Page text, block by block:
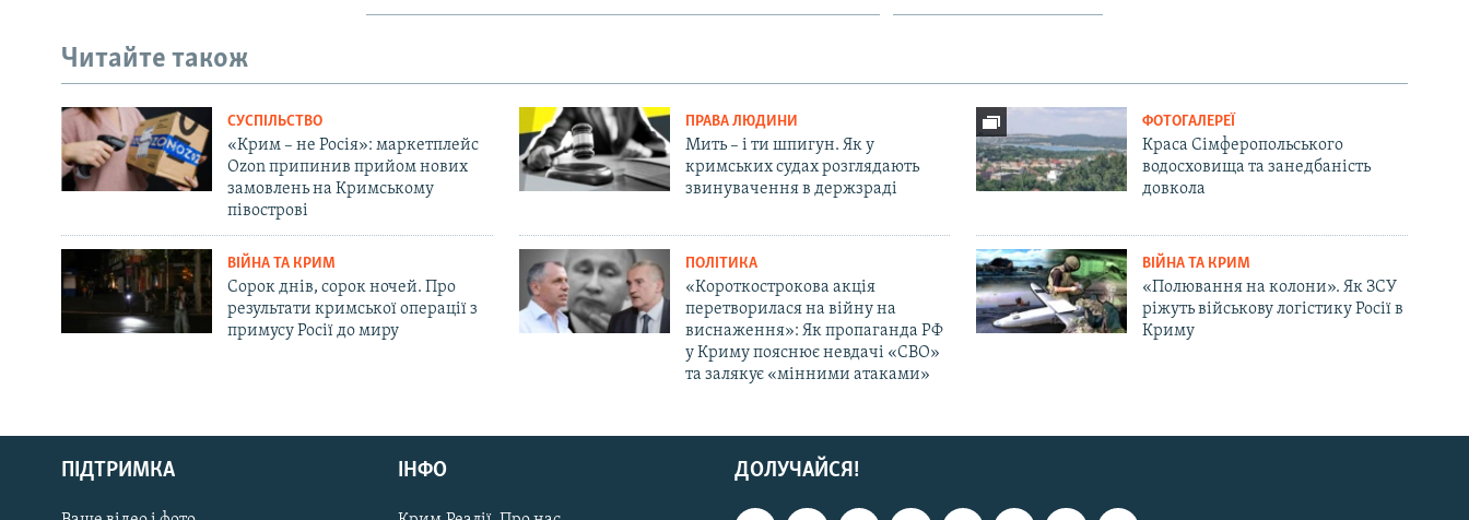
Русский
Qırımtatar
Читайте також
СУСПІЛЬСТВО
«Крим – не Росія»: маркетплейс
Ozon припинив прийом нових
замовлень на Кримському
півострові
ПРАВА ЛЮДИНИ
Мить – і ти шпигун. Як у
кримських судах розглядають
звинувачення в держзраді
ФОТОГАЛЕРЕЇ
Краса Сімферопольського
водосховища та занедбаність
довкола
ВІЙНА ТА КРИМ
Сорок днів, сорок ночей. Про
результати кримської операції з
примусу Росії до миру
ПОЛІТИКА
«Короткострокова акція
перетворилася на війну на
виснаження»: Як пропаганда РФ
у Криму пояснює невдачі «СВО»
та залякує «мінними атаками»
ВІЙНА ТА КРИМ
«Полювання на колони». Як ЗСУ
ріжуть військову логістику Росії в
Криму
ДОЛУЧАЙСЯ!
ПІДТРИМКА ІНФО